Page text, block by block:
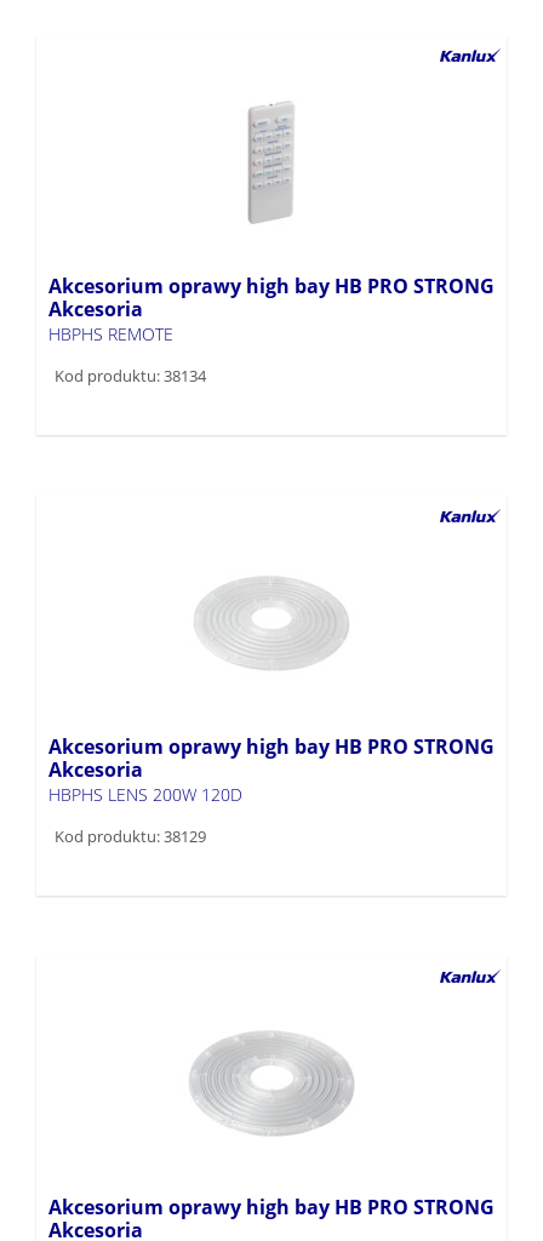
Akcesorium oprawy high bay HB PRO STRONG
Akcesoria
HBPHS REMOTE
Kod produktu: 38134
Akcesorium oprawy high bay HB PRO STRONG
Akcesoria
HBPHS LENS 200W 120D
Kod produktu: 38129
Akcesorium oprawy high bay HB PRO STRONG
Akcesoria